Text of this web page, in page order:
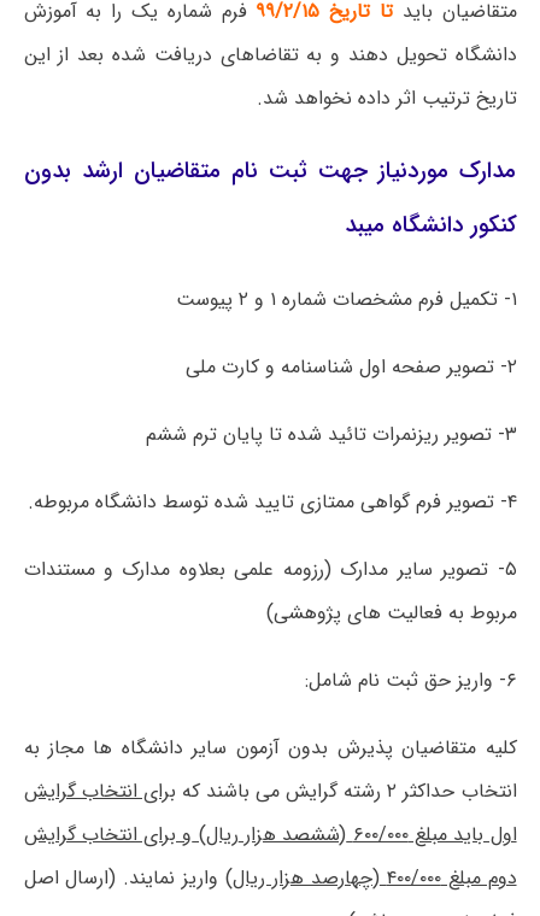
متقاضیان باید تاتاریخ ۹۹/۲/۱۵ فرم شماره یک را به آموزش
دانشگاه تحویل دهند و به تقاضاهای دریافت شده بعد از این
تاریخ ترتیب اثر داده نخواهد شد.
مدارک موردنیاز جهت ثبت نام متقاضیان ارشد بدون
کنکور دانشگاه میبد
۱- تکمیل فرم مشخصات شماره ۱ و ۲ پیوست
۲- تصویر صفحه اول شناسنامه و کارت ملی
۳- تصویر ریزنمرات تائید شده تا پایان ترم ششم
۴- تصویر فرم گواهی ممتازی تایید شده توسط دانشگاه مربوطه.
۵- تصویر سایر مدارک (رزومه علمی بعلاوه مدارک و مستندات
مربوط به فعالیت های پژوهشی)
۶- واریز حق ثبت نام شامل:
کلیه متقاضیان پذیرش بدون آزمون سایر دانشگاه ها مجاز به
انتخاب حداکثر ۲ رشته گرایش می باشند که
برای انتخاب گرایش
اول باید مبلغ ۶۰۰/۰۰۰
(ششصد هزارریال)و برای انتخاب گرایش
دوم مبلغ ۴۰۰/۰۰۰
(چهارصد هزار ریال)واریز نمایند. (ارسال اصل